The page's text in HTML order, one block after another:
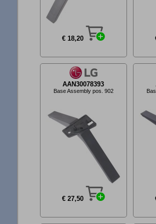
€ 18,20
AAN30078393
Base Assembly pos. 902
€ 27,50